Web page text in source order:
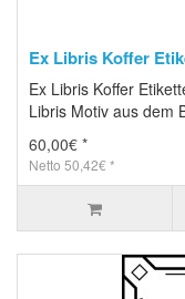
Ex Libris Koffer
Ex Libris Koffer
Libris Motiv aus dem
60,00€ *
Netto 50,42€ *